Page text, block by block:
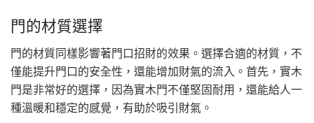
門的材質選擇
門的材質同樣影響著門口招財的效果。選擇合適的材質，不
僅能提升門口的安全性，還能增加財氣的流入。首先，實木
門是非常好的選擇，因為實木門不僅堅固耐用，還能給人一
種溫暖和穩定的感覺，有助於吸引財氣。